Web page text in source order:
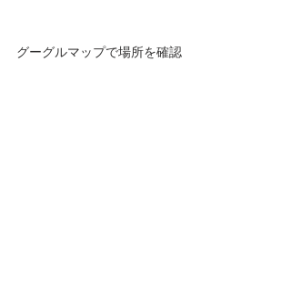
グーグルマップで場所を確認